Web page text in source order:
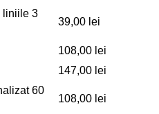
liniile 3
39,00 lei
108,00 lei
147,00 lei
60
108,00 lei